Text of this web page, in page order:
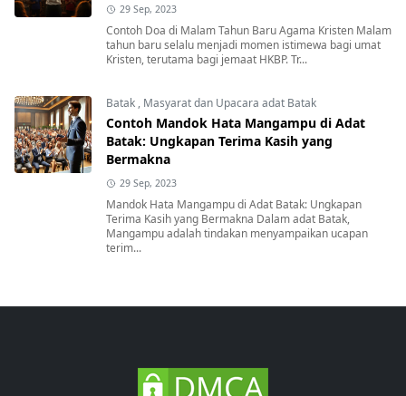
29 Sep, 2023
Contoh Doa di Malam Tahun Baru Agama Kristen Malam
tahun baru selalu menjadi momen istimewa bagi umat
Kristen, terutama bagi jemaat HKBP. Tr...
Batak , Masyarat dan Upacara adat Batak
Contoh Mandok Hata Mangampu di Adat
Batak: Ungkapan Terima Kasih yang
Bermakna
29 Sep, 2023
Mandok Hata Mangampu di Adat Batak: Ungkapan
Terima Kasih yang Bermakna Dalam adat Batak,
Mangampu adalah tindakan menyampaikan ucapan
terim...